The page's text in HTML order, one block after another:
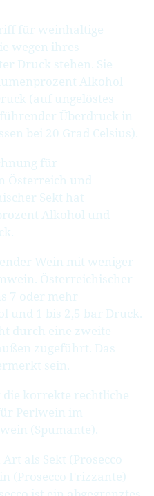
für weinhaltige
wegen ihres
Druck stehen. Sie
Alkohol
(auf ungelöstes
Überdruck in
bei 20 Grad Celsius).
für
Österreich und
Sekt hat
Alkohol und
Wein mit weniger
Österreichischer
7 oder mehr
und 1 bis 2,5 bar Druck.
durch eine zweite
zugeführt. Das
sein.
die korrekte rechtliche
Perlwein im
(Spumante).
als Sekt (Prosecco
(Prosecco Frizzante)